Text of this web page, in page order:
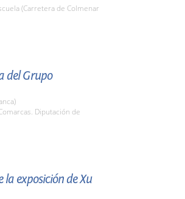
(Carretera de Colmenar
del Grupo
Diputación de
exposición de Xu